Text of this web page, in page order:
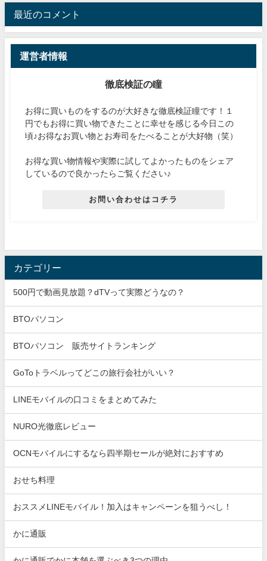
最近のコメント
運営者情報
徹底検証の瞳
お得に買いものをするのが大好きな徹底検証瞳です！１
円でもお得に買い物できたことに幸せを感じる今日この
頃♪お得なお買い物とお寿司をたべることが大好物（笑）
お得な買い物情報や実際に試してよかったものをシェア
しているので良かったらご覧ください♪
お問い合わせはコチラ
カテゴリー
500円で動画見放題？dTVって実際どうなの？
BTOパソコン
BTOパソコン 販売サイトランキング
GoToトラベルってどこの旅行会社がいい？
LINEモバイルの口コミをまとめてみた
NURO光徹底レビュー
OCNモバイルにするなら四半期セールが絶対におすすめ
おせち料理
おススメLINEモバイル！加入はキャンペーンを狙うべし！
かに通販